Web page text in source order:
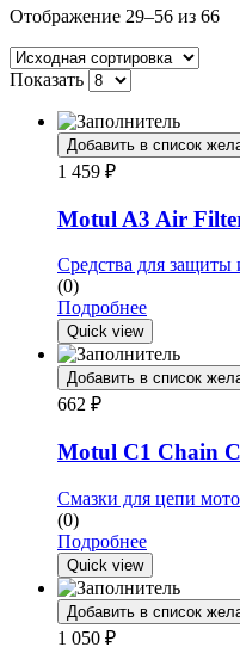
Отображение 29–56 из 66
Показать
Добавить в список
1 459 ₽
Motul A3 Air
Средства для защиты
(0)
Подробнее
Quick view
Добавить в список
662 ₽
Motul C1 Chain
Смазки для цепи
(0)
Подробнее
Quick view
Добавить в список
1 050 ₽